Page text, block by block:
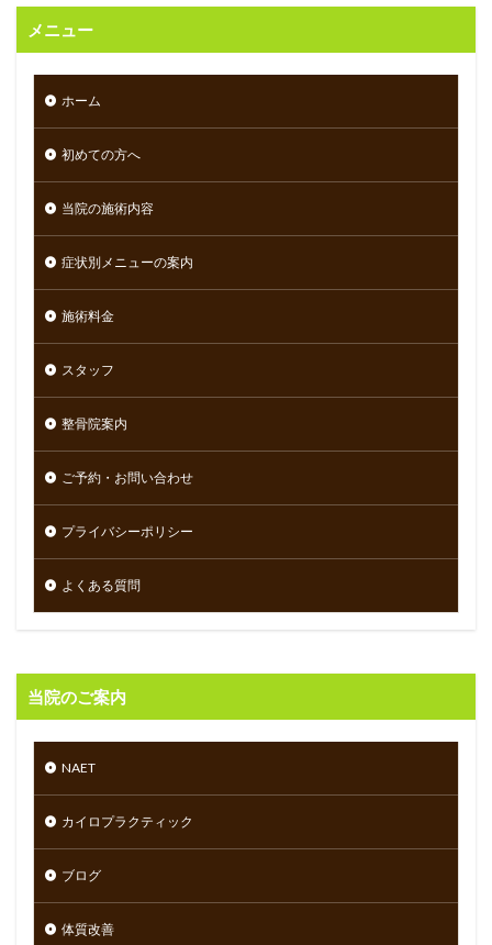
メニュー
ホーム
初めての方へ
当院の施術内容
症状別メニューの案内
施術料金
スタッフ
整骨院案内
ご予約・お問い合わせ
プライバシーポリシー
よくある質問
当院のご案内
NAET
カイロプラクティック
ブログ
体質改善